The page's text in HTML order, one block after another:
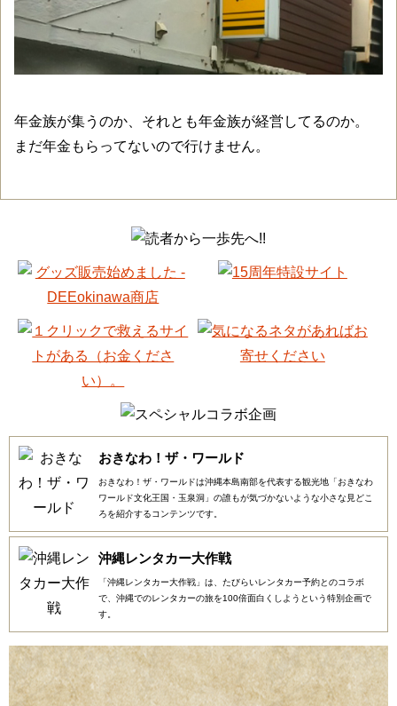
年金族が集うのか、それとも年金族が経営してるのか。
まだ年金もらってないので行けません。
おきなわ！ザ・ワールド
おきなわ！ザ・ワールドは沖縄本島南部を代表する観光地「おきなわ
ワールド文化王国・玉泉洞」の誰もが気づかないような小さな見どこ
ろを紹介するコンテンツです。
沖縄レンタカー大作戦
「沖縄レンタカー大作戦」は、たびらいレンタカー予約とのコラボ
で、沖縄でのレンタカーの旅を100倍面白くしようという特別企画で
す。